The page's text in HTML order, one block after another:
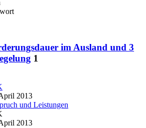
im Ausland und 3
1
2013
und Leistungen
2013